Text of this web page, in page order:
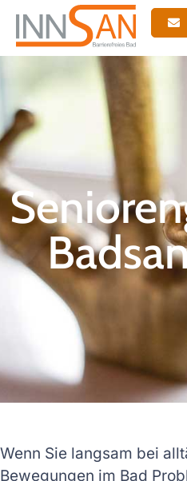
Wenn Sie langsam bei
Bewegungen im Bad